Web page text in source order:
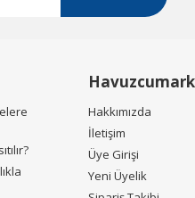
Hakkımızda
İletişim
Üye Girişi
Yeni Üyelik